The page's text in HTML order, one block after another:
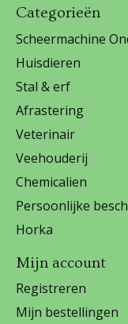
Categorieën
Scheermachine
Huisdieren
Stal & erf
Afrastering
Veterinair
Veehouderij
Chemicalien
Persoonlijke
Horka
Mijn account
Registreren
Mijn bestellingen